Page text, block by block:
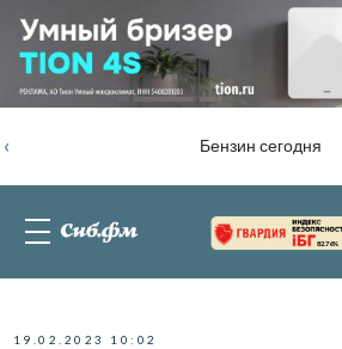
Бензин сегодня
‹
82.76%
19.02.2023 10:02